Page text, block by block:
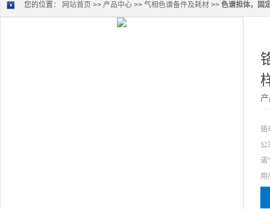
您的位置： 网站首页 >> 产品中心 >> 气相色谱备件及耗材 >> 色谱担体，固
铬
公
诺
用